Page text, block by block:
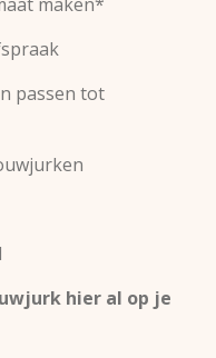
passen tot
hier al op je